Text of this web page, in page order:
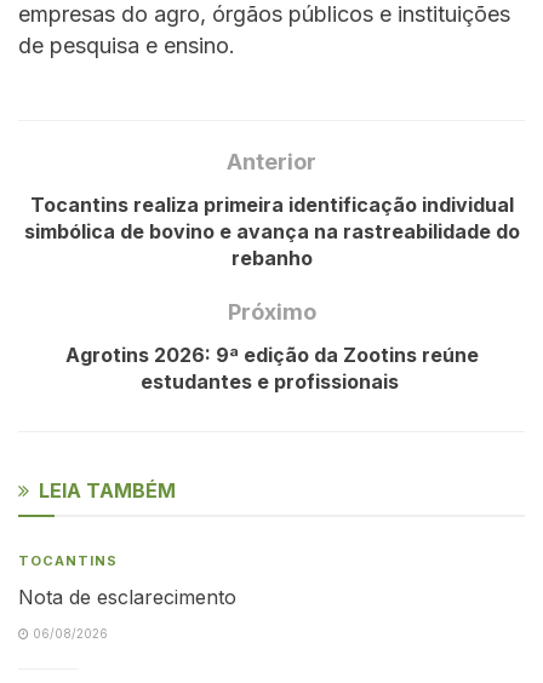
empresas do agro, órgãos públicos e instituições
de pesquisa e ensino.
Anterior
Tocantins realiza primeira identificação individual
simbólica de bovino e avança na rastreabilidade do
rebanho
Próximo
Agrotins 2026: 9ª edição da Zootins reúne
estudantes e profissionais
LEIA TAMBÉM
TOCANTINS
Nota de esclarecimento
06/08/2026